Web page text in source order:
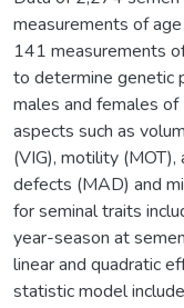
measurements of
141 measurements
to determine genetic
males and females
aspects such as
(VIG), motility
defects (MAD) and
for seminal traits
year-season at
linear and quadratic
statistic model